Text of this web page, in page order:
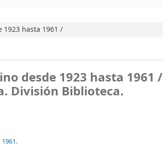
hasta 1961 /
desde 1923 hasta 1961 /
División Biblioteca.
1961.